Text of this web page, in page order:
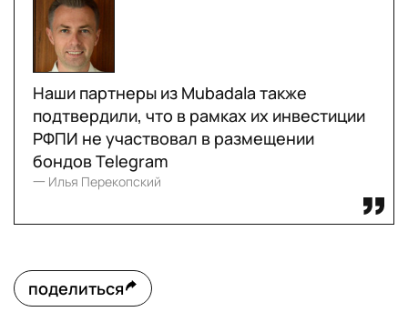
Наши партнеры из Mubadala также
подтвердили, что в рамках их инвестиции
РФПИ не участвовал в размещении
бондов Telegram
一 Илья Перекопский
поделиться